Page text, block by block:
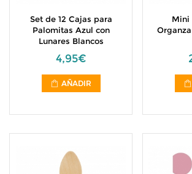
Set de 12 Cajas para
Palomitas Azul con
Lunares Blancos
4,95€
AÑADIR
Mini